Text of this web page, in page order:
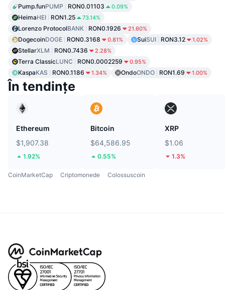
Pump.funPUMP RON0.01103 0.09%
HeimaHEI RON1.25 73.14%
Lorenzo ProtocolBANK RON0.1926 21.60%
DogecoinDOGE RON0.3168 0.81% SuiSUI RON3.12 1.02%
StellarXLM RON0.7436 2.28%
Terra ClassicLUNC RON0.0002259 0.95%
KaspaKAS RON0.1186 1.34% OndoONDO RON1.69 1.00%
În tendințe
Ethereum
$1,907.38
1.92%
Bitcoin
$64,586.95
0.55%
XRP
$1.06
1.3%
CoinMarketCap Criptomonede Colossuscoin